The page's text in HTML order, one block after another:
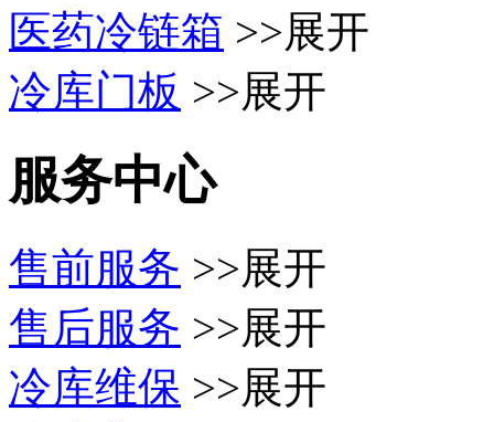
医药冷链箱 >>展开
冷库门板 >>展开
服务中心
售前服务 >>展开
售后服务 >>展开
冷库维保 >>展开